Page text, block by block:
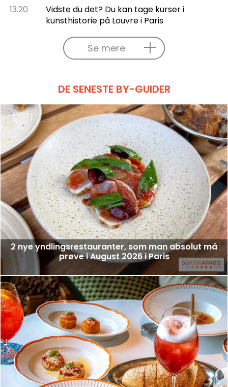
13.20
Vidste du det? Du kan tage kurser i
kunsthistorie på Louvre i Paris
Se mere
DE SENESTE BY-GUIDER
2 nye yndlingsrestauranter, som man absolut må
prøve i August 2026 i Paris